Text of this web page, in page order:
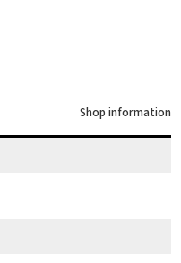
Shop information